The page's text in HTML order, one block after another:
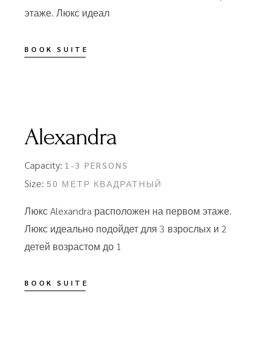
этаже. Люкс идеал
BOOK SUITE
Alexandra
Capacity: 1-3 PERSONS
Size: 50 МЕТР КВАДРАТНЫЙ
Люкс Alexandra расположен на первом этаже.
Люкс идеально подойдет для 3 взрослых и 2
детей возрастом до 1
BOOK SUITE